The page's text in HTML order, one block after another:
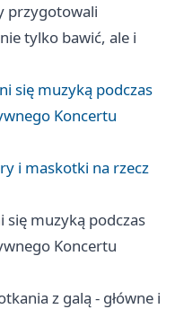
przygotowali
tylko bawić, ale i
się muzyką podczas
Koncertu
i maskotki na rzecz
się muzyką podczas
Koncertu
z galą - główne i